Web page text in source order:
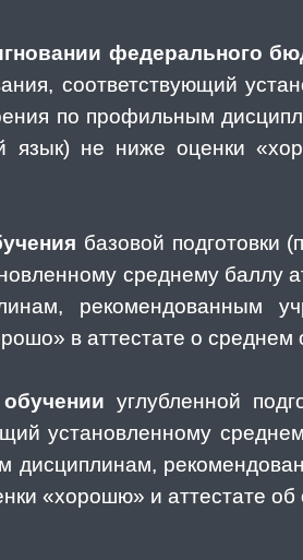
федерального
соответствующий
по профильным
язык) не ниже оценки
базовой подготовки
среднему баллу
рекомендованным
в аттестате о
углубленной
установленному
дисциплинам,
«хорошю» и аттестате